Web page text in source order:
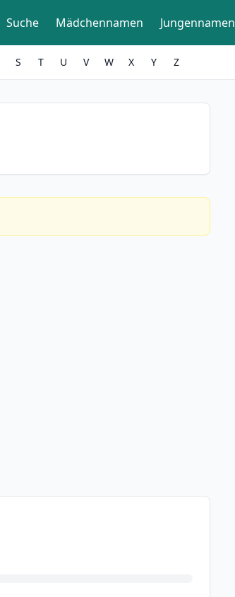
Suche Mädchennamen Jungennamen
S T U V W X Y Z